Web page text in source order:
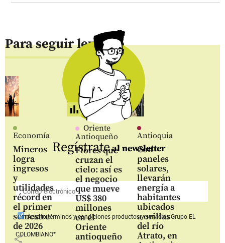
Para seguir leyendo
Economía
Mineros
logra
ingresos
y
utilidades
récord en
el primer
semestre
de 2026
share
Oriente
Antioqueño
Flores que
cruzan el
cielo: así es
el negocio
que mueve
US$ 380
millones
en el
Oriente
antioqueño
Antioquia
Con
paneles
solares,
llevarán
energía a
habitantes
ubicados
a orillas
del río
Atrato, en
Regístrateal newsletter
Aceptotérminos y condiciones productos y serviciosGrupo EL
COLOMBIANO*